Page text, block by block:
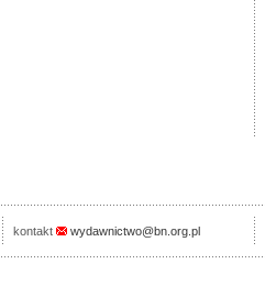
kontakt wydawnictwo@bn.org.pl